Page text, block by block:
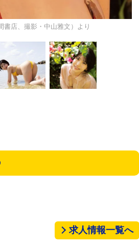
店、撮影・中山雅文）より
求人情報一覧へ